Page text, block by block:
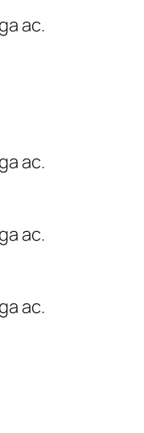
ac.
ac.
ac.
ac.